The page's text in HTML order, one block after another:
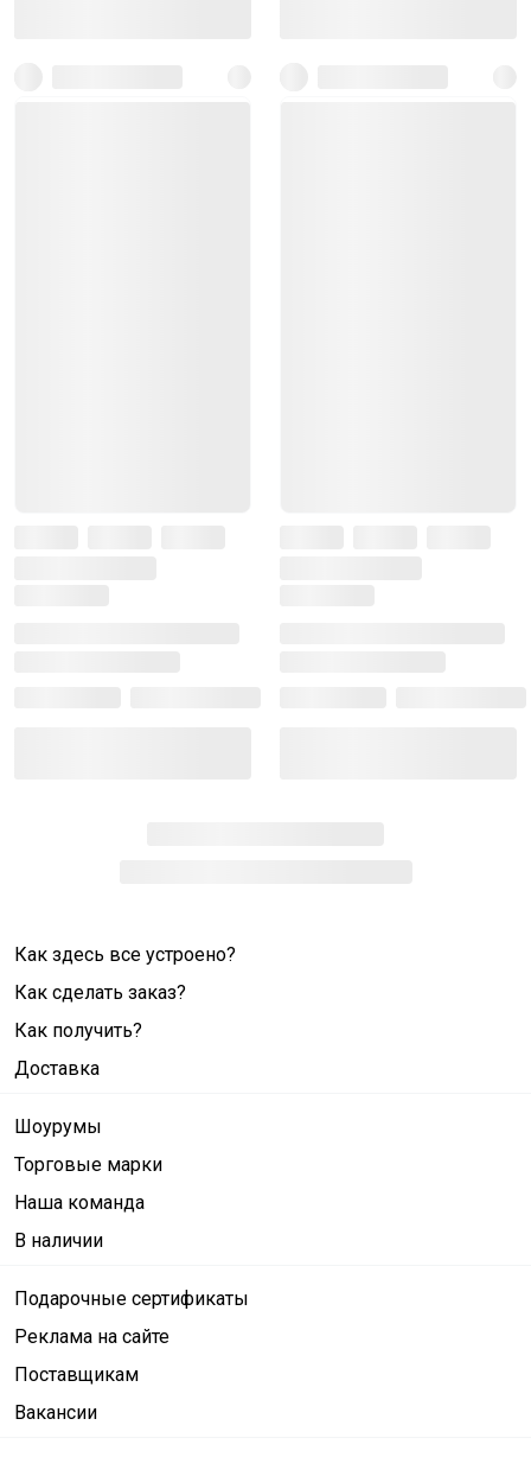
Как здесь все устроено?
Как сделать заказ?
Как получить?
Доставка
Шоурумы
Торговые марки
Наша команда
В наличии
Подарочные сертификаты
Реклама на сайте
Поставщикам
Вакансии